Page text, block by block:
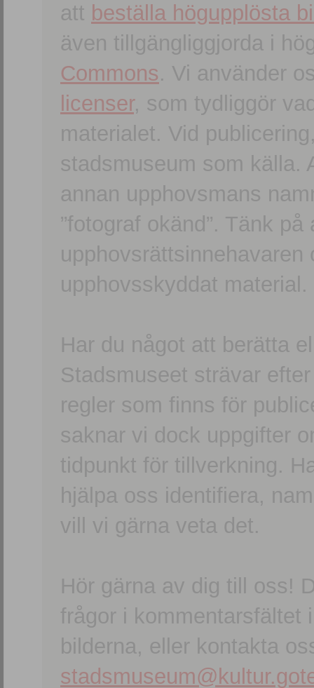
att beställa högupplösta
även tillgängliggjorda i
Commons. Vi använder
licenser, som tydliggör
materialet. Vid
stadsmuseum som källa.
annan upphovsmans
”fotograf okänd”. Tänk
upphovsskyddat material.
Har du något att berätta
Stadsmuseet strävar
regler som finns för
saknar vi dock uppgifter
tidpunkt för tillverkning.
hjälpa oss identifiera,
vill vi gärna veta det.
Hör gärna av dig till oss!
frågor i kommentarsfältet
bilderna, eller kontakta